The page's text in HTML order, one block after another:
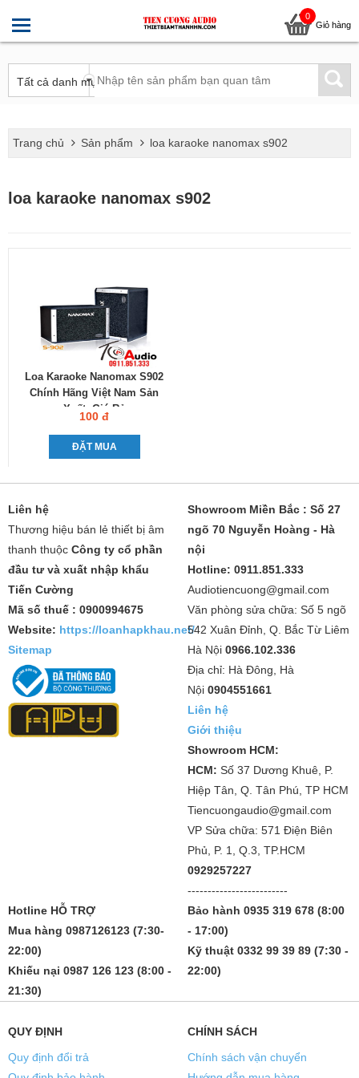
0
Giỏ hàng
Trang chủ Sản phẩm loa karaoke nanomax s902
loa karaoke nanomax s902
Loa Karaoke Nanomax S902
Chính Hãng Việt Nam Sản
Xuất, Giá Rẻ
100 đ
ĐẶT MUA
Liên hệ
Thương hiệu bán lẻ thiết bị âm
thanh thuộc Công ty cổ phần
đầu tư và xuất nhập khẩu
Tiến Cường
Mã số thuế : 0900994675
Website: https://loanhapkhau.net/
Sitemap
Showroom Miền Bắc : Số 27
ngõ 70 Nguyễn Hoàng - Hà
nội
Hotline: 0911.851.333
Audiotiencuong@gmail.com
Văn phòng sửa chữa: Số 5 ngõ
542 Xuân Đỉnh, Q. Bắc Từ Liêm
Hà Nội 0966.102.336
Địa chỉ: Hà Đông, Hà
Nội 0904551661
Liên hệ
Giới thiệu
Showroom HCM:
HCM: Số 37 Dương Khuê, P.
Hiệp Tân, Q. Tân Phú, TP HCM
Tiencuongaudio@gmail.com
VP Sửa chữa: 571 Điện Biên
Phủ, P. 1, Q.3, TP.HCM
0929257227
-------------------------
Hotline HỖ TRỢ
Mua hàng 0987126123 (7:30-
22:00)
Khiếu nại 0987 126 123 (8:00 -
21:30)
Bảo hành 0935 319 678 (8:00
- 17:00)
Kỹ thuật 0332 99 39 89 (7:30 -
22:00)
QUY ĐỊNH
Quy định đổi trả
CHÍNH SÁCH
Chính sách vận chuyển